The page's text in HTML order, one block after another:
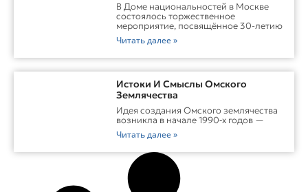
В Доме национальностей в Москве
состоялось торжественное
мероприятие, посвящённое 30-летию
Читать далее »
Истоки И Смыслы Омского
Землячества
Идея создания Омского землячества
возникла в начале 1990‑х годов —
Читать далее »